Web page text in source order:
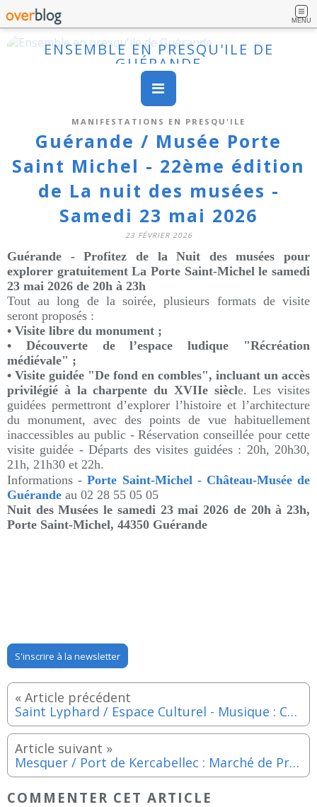
MENU
ENSEMBLE EN PRESQU'ILE DE
GUÉRANDE
MANIFESTATIONS EN PRESQU'ILE
Guérande / Musée Porte
Saint Michel - 22ème édition
de La nuit des musées -
Samedi 23 mai 2026
23 FÉVRIER 2026
Guérande -Profitez de la Nuit des musées pour
explorer gratuitement La Porte Saint-Michel lesamedi
23 mai 2026 de 20h à 23h
Tout au long de la soirée, plusieurs formats de visite
seront proposés :
• Visite libre du monument ;
• Découverte de l’espace ludique "Récréation
médiévale" ;
• Visite guidée "De fond en combles", incluant un accès
privilégié à la charpente du XVIIe siècle. Les visites
guidées permettront d’explorer l’histoire et l’architecture
du monument, avec des points de vue habituellement
inaccessibles au public - Réservation conseillée pour cette
visite guidée - Départs des visites guidées : 20h, 20h30,
21h, 21h30 et 22h.
Informations -Porte Saint-Michel - Château-Musée de
Guérande au 02 28 55 05 05
Nuit des Musées le samedi 23 mai 2026 de 20h à 23h,
Porte Saint-Michel, 44350 Guérande
S'inscrire à la newsletter
Saint Lyphard / Espace Culturel - Musique : Cocodri - Jeudi 21 mai 2026
Mesquer / Port de Kercabellec : Marché de Printemps - Samedi 23 mai 2026
COMMENTER CET ARTICLE